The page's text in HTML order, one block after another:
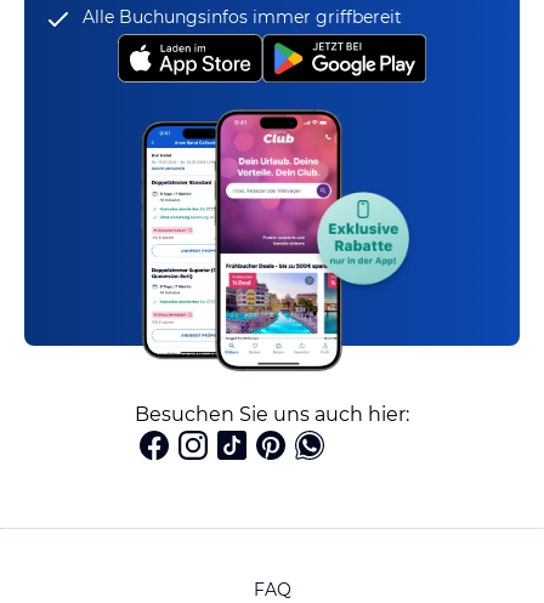
Alle Buchungsinfos immer griffbereit
Besuchen Sie uns auch hier:
FAQ